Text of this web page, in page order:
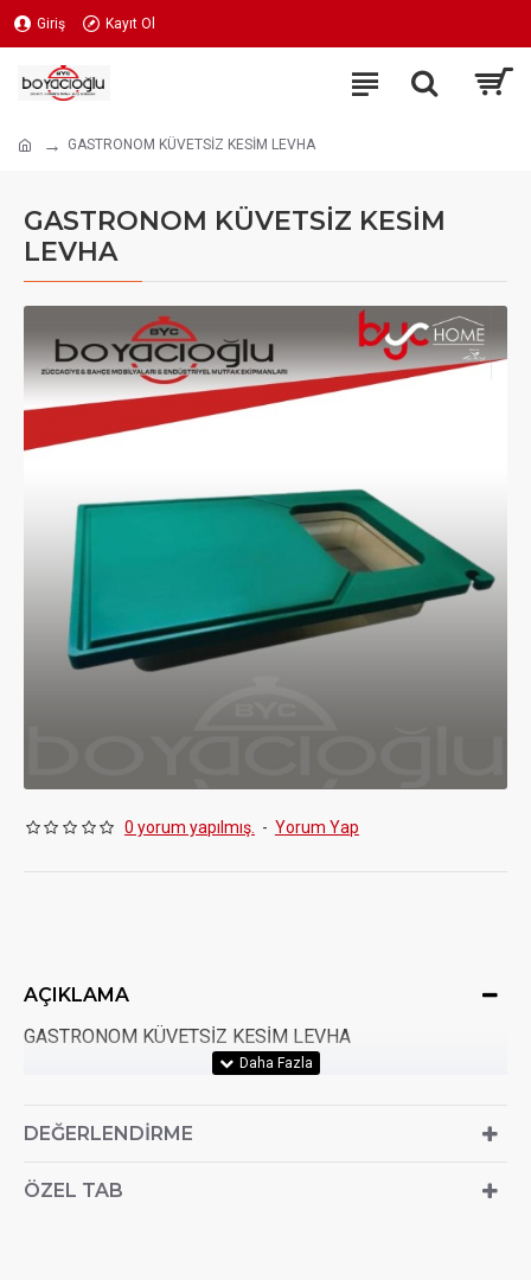
Giriş Kayıt Ol
GASTRONOM KÜVETSİZ KESİM LEVHA
GASTRONOM KÜVETSİZ KESİM
LEVHA
0 yorum yapılmış. - Yorum Yap
AÇIKLAMA
GASTRONOM KÜVETSİZ KESİM LEVHA
DEĞERLENDIRME
ÖZEL TAB